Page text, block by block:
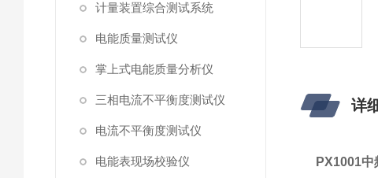
计量装置综合测试系统
电能质量测试仪
掌上式电能质量分析仪
三相电流不平衡度测试仪
电流不平衡度测试仪
电能表现场校验仪
详
PX1001